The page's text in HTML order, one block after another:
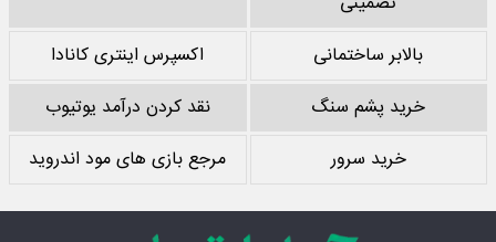
بالابر ساختمانی
اکسپرس اینتری کانادا
خرید پشم سنگ
نقد کردن درآمد یوتیوب
خرید سرور
مرجع بازی های مود اندروید